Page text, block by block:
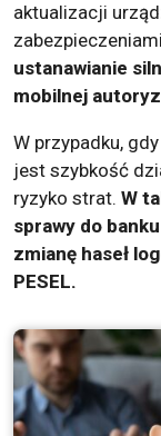
aktualizacji
ustanawianie
mobilnej
W przypadku,
jest szybkość
ryzyko strat. W
sprawy do
zmianę haseł
PESEL.